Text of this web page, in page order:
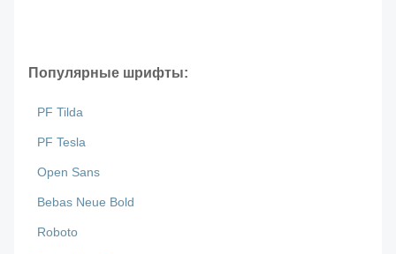
Популярные шрифты:
PF Tilda
PF Tesla
Open Sans
Bebas Neue Bold
Roboto